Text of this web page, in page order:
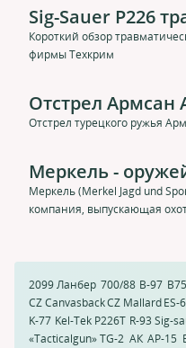
Sig-Sauer P226
Короткий обзор
фирмы Техкрим
Отстрел Армсан
Отстрел турецкого ружья
Меркель -
Меркель (Merkel Jagd und
компания, выпускающая
2099 Ланбер 700/88 B-97
CZ CanvasbackCZ MallardES-
K-77 Kel-Tek P226T R-93 Sig-
«Tacticalgun» TG-2 АК АР-15